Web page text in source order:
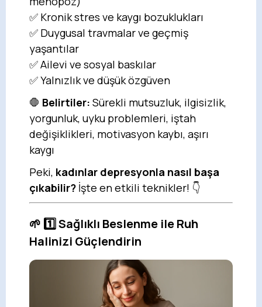
✅ Kronik stres ve kaygı bozuklukları
✅ Duygusal travmalar ve geçmiş
yaşantılar
✅ Ailevi ve sosyal baskılar
✅ Yalnızlık ve düşük özgüven
🛑 Belirtiler: Sürekli mutsuzluk, ilgisizlik,
yorgunluk, uyku problemleri, iştah
değişiklikleri, motivasyon kaybı, aşırı
kaygı
Peki, kadınlar depresyonla nasıl başa
çıkabilir? İşte en etkili teknikler! 👇
🌱 1️⃣ Sağlıklı Beslenme ile Ruh
Halinizi Güçlendirin